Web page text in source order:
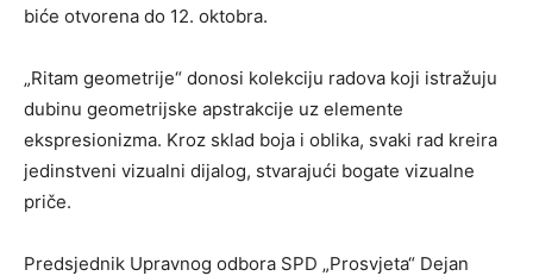
biće otvorena do 12. oktobra.
„Ritam geometrije“ donosi kolekciju radova koji istražuju
dubinu geometrijske apstrakcije uz elemente
ekspresionizma. Kroz sklad boja i oblika, svaki rad kreira
jedinstveni vizualni dijalog, stvarajući bogate vizualne
priče.
Predsjednik Upravnog odbora SPD „Prosvjeta“ Dejan